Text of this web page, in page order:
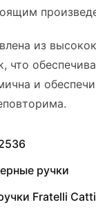
из
что
и
ручки
Fratelli